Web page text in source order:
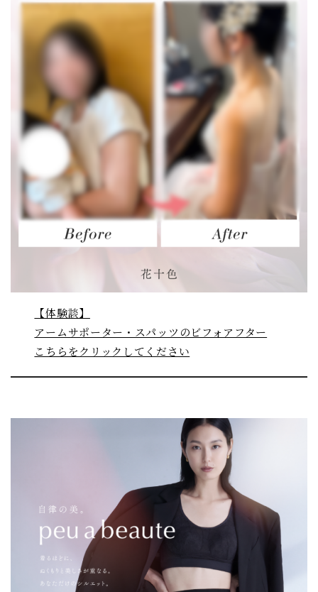
【体験談】
アームサポーター・スパッツのビフォアフター
こちらをクリックしてください